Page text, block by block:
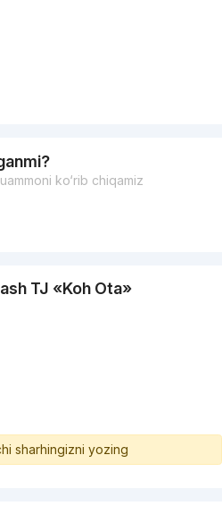
ko‘rib chiqamiz
TJ «Koh Ota»
sharhingizni yozing